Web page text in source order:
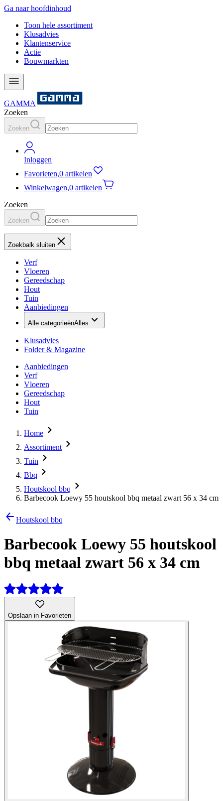
Ga naar hoofdinhoud
Toon hele assortiment
Klusadvies
Klantenservice
Actie
Bouwmarkten
GAMMA
Zoeken
Zoeken
Inloggen
Favorieten,0 artikelen
Winkelwagen,0 artikelen
Zoeken
Zoeken
Zoekbalk sluiten
Verf
Vloeren
Gereedschap
Hout
Tuin
Aanbiedingen
Alle categorieënAlles
Klusadvies
Folder & Magazine
Aanbiedingen
Verf
Vloeren
Gereedschap
Hout
Tuin
Home
Assortiment
Tuin
Bbq
Houtskool bbq
Barbecook Loewy 55 houtskool bbq metaal zwart 56 x 34 cm
Houtskool bbq
Barbecook Loewy 55 houtskool
bbq metaal zwart 56 x 34 cm
Opslaan in Favorieten